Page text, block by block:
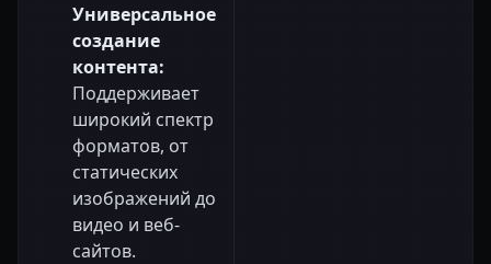
Универсальное
создание
контента:
Поддерживает
широкий спектр
форматов, от
статических
изображений до
видео и веб-
сайтов.